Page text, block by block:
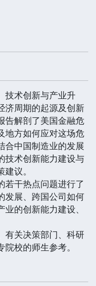
技术创新与产业升
济周期的起源及创新
告解剖了美国金融危
地方如何应对这场危
合中国制造业的发展
技术创新能力建设与
议。
若干热点问题进行了
发展、跨国公司如何
的创新能力建设、
有关决策部门、科研
校的师生参考。